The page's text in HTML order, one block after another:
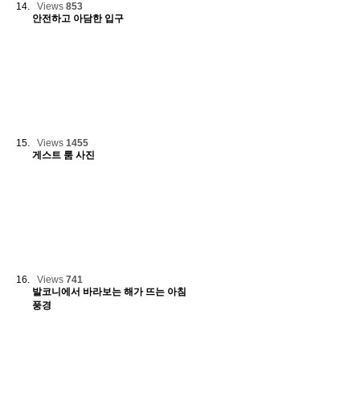
Views 853
안전하고 아담한 입구
Views 1455
게스트 룸 사진
Views 741
발코니에서 바라보는 해가 뜨는 아침
풍경